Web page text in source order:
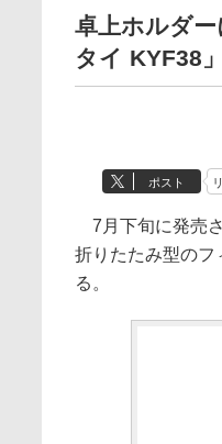
卓上ホルダ
タイ KYF38」
ポスト
7月下旬に発売
折りたたみ型のフ
る。